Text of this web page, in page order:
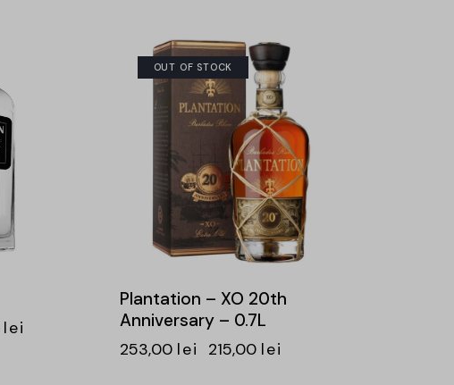
lei
OUT OF STOCK
Plantation – XO 20th
Anniversary – 0.7L
253,00 lei 215,00 lei